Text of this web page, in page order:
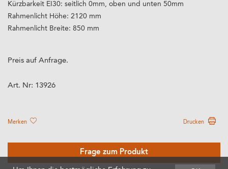
Kürzbarkeit EI30: seitlich 0mm, oben und unten 50mm
Rahmenlicht Höhe: 2120 mm
Rahmenlicht Breite: 850 mm
Preis auf Anfrage.
Art. Nr: 13926
Merken Drucken
Frage zum Produkt